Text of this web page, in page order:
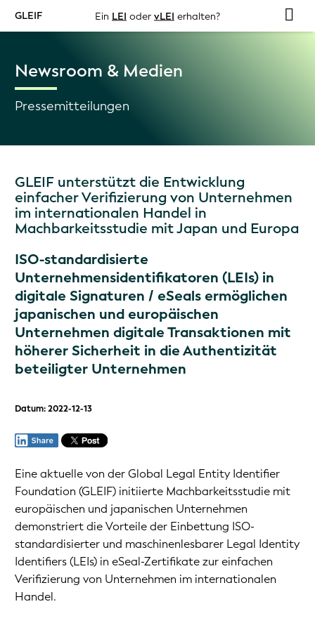
GLEIF Ein LEI oder vLEI erhalten?
Newsroom & Medien
Pressemitteilungen
GLEIF unterstützt die Entwicklung
einfacher Verifizierung von Unternehmen
im internationalen Handel in
Machbarkeitsstudie mit Japan und Europa
ISO-standardisierte
Unternehmensidentifikatoren (LEIs) in
digitale Signaturen / eSeals ermöglichen
japanischen und europäischen
Unternehmen digitale Transaktionen mit
höherer Sicherheit in die Authentizität
beteiligter Unternehmen
Datum: 2022-12-13
Eine aktuelle von der Global Legal Entity Identifier
Foundation (GLEIF) initiierte Machbarkeitsstudie mit
europäischen und japanischen Unternehmen
demonstriert die Vorteile der Einbettung ISO-
standardisierter und maschinenlesbarer Legal Identity
Identifiers (LEIs) in eSeal-Zertifikate zur einfachen
Verifizierung von Unternehmen im internationalen
Handel.